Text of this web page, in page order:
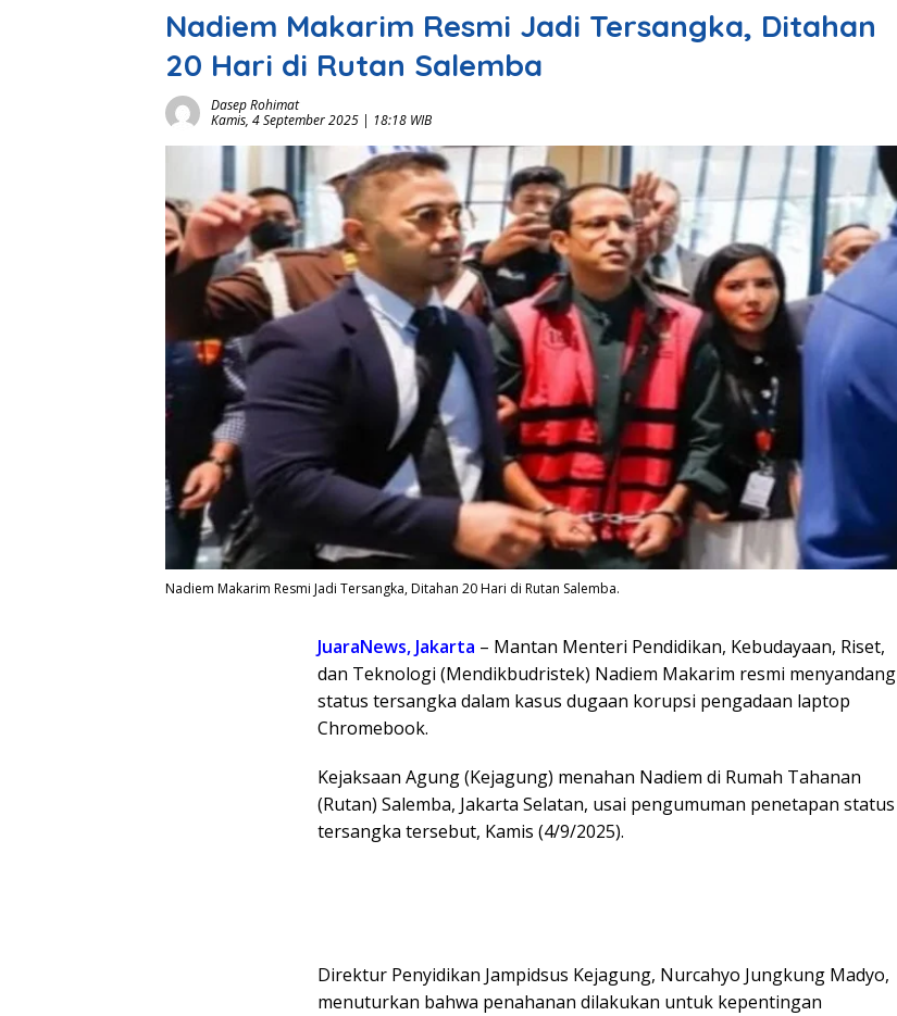
Nadiem Makarim Resmi Jadi Tersangka, Ditahan
20 Hari di Rutan Salemba
Dasep Rohimat
Kamis, 4 September 2025 | 18:18 WIB
Nadiem Makarim Resmi Jadi Tersangka, Ditahan 20 Hari di Rutan Salemba.
JuaraNews, Jakarta – Mantan Menteri Pendidikan, Kebudayaan, Riset,
dan Teknologi (Mendikbudristek) Nadiem Makarim resmi menyandang
status tersangka dalam kasus dugaan korupsi pengadaan laptop
Chromebook.
Kejaksaan Agung (Kejagung) menahan Nadiem di Rumah Tahanan
(Rutan) Salemba, Jakarta Selatan, usai pengumuman penetapan status
tersangka tersebut, Kamis (4/9/2025).
Direktur Penyidikan Jampidsus Kejagung, Nurcahyo Jungkung Madyo,
menuturkan bahwa penahanan dilakukan untuk kepentingan